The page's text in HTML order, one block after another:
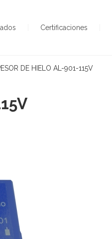
Certificaciones
DE HIELO AL-901-115V